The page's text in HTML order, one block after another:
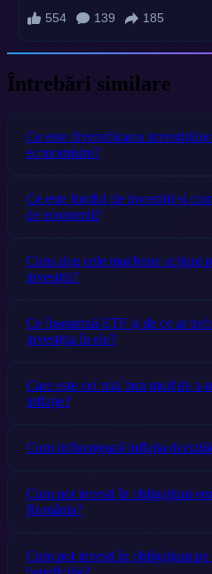
Întrebări similare
Ce este diversificarea
economisire?
Ce este fondul de investiții și
de economii?
Cum aleg cele mai bune acțiuni
investiții?
Ce înseamnă ETF și de ce ar
investiția în ele?
Care este cel mai bun mod de
inflație?
Cum influențează inflația
Cum pot investi în obligațiuni
România?
Cum pot investi în obligațiuni pe